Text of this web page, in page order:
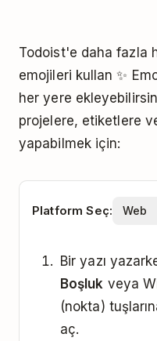
Todoist'e daha fazla
emojileri kullan ✨
her yere
projelere, etiketlere
yapabilmek için:
Platform Seç:
Bir yazı
Boşluk veya
(nokta)
aç.